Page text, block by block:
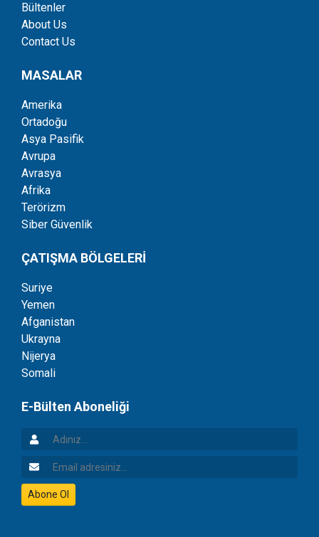
Bültenler
About Us
Contact Us
MASALAR
Amerika
Ortadoğu
Asya Pasifik
Avrupa
Avrasya
Afrika
Terörizm
Siber Güvenlik
ÇATIŞMA BÖLGELERİ
Suriye
Yemen
Afganistan
Ukrayna
Nijerya
Somali
E-Bülten Aboneliği
Adınız
Email Adresiniz
Abone Ol